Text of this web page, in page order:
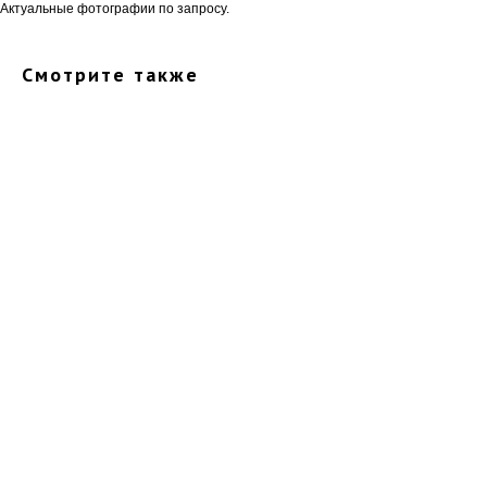
Актуальные фотографии по запросу.
Смотрите также